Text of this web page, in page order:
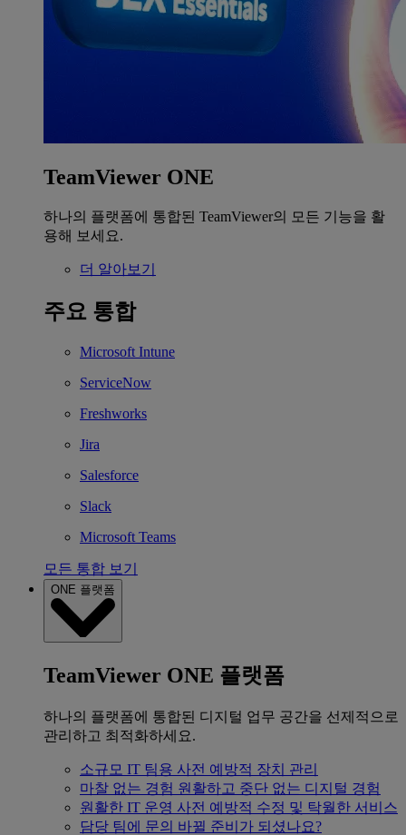
TeamViewer ONE
하나의 플랫폼에 통합된 TeamViewer의 모든 기능을 활
용해 보세요.
더 알아보기
주요 통합
Microsoft Intune
ServiceNow
Freshworks
Jira
Salesforce
Slack
Microsoft Teams
모든 통합 보기
ONE 플랫폼
TeamViewer ONE 플랫폼
하나의 플랫폼에 통합된 디지털 업무 공간을 선제적으로
관리하고 최적화하세요.
소규모 IT 팀용 사전 예방적 장치 관리
마찰 없는 경험 원활하고 중단 없는 디지털 경험
원활한 IT 운영 사전 예방적 수정 및 탁월한 서비스
담당 팀에 문의 바뀔 준비가 되셨나요?